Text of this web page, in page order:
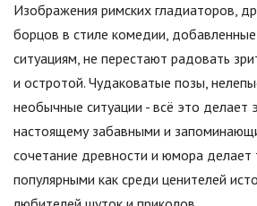
Изображения римских гладиаторов,
борцов в стиле комедии,
ситуациям, не перестают радовать
и остротой. Чудаковатые позы,
необычные ситуации - всё это делает
настоящему забавными и
сочетание древности и юмора делает
популярными как среди ценителей